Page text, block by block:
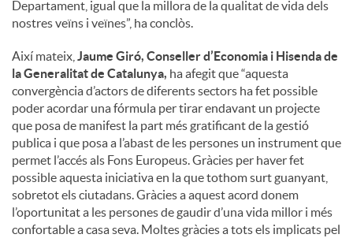
Departament, igual que la millora de la qualitat de vida dels
nostres veïns i veïnes”, ha conclòs.
Així mateix, Jaume Giró, Conseller d’Economia i Hisenda de
la Generalitat de Catalunya, ha afegit que “aquesta
convergència d’actors de diferents sectors ha fet possible
poder acordar una fórmula per tirar endavant un projecte
que posa de manifest la part més gratificant de la gestió
publica i que posa a l’abast de les persones un instrument que
permet l’accés als Fons Europeus. Gràcies per haver fet
possible aquesta iniciativa en la que tothom surt guanyant,
sobretot els ciutadans. Gràcies a aquest acord donem
l’oportunitat a les persones de gaudir d’una vida millor i més
confortable a casa seva. Moltes gràcies a tots els implicats pel